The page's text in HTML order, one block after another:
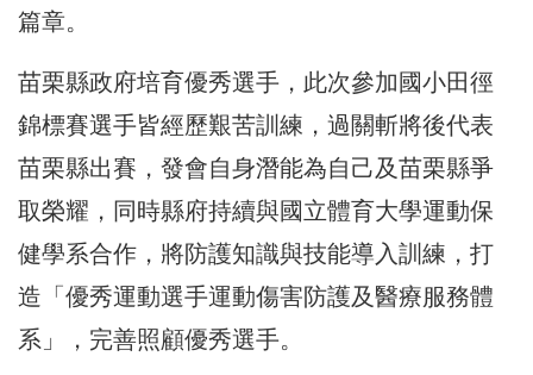
篇章。
苗栗縣政府培育優秀選手，此次參加國小田徑
錦標賽選手皆經歷艱苦訓練，過關斬將後代表
苗栗縣出賽，發會自身潛能為自己及苗栗縣爭
取榮耀，同時縣府持續與國立體育大學運動保
健學系合作，將防護知識與技能導入訓練，打
造「優秀運動選手運動傷害防護及醫療服務體
系」，完善照顧優秀選手。